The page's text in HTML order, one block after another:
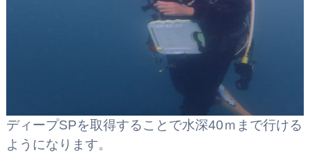
ディープSPを取得することで水深40ｍまで行ける
ようになります。